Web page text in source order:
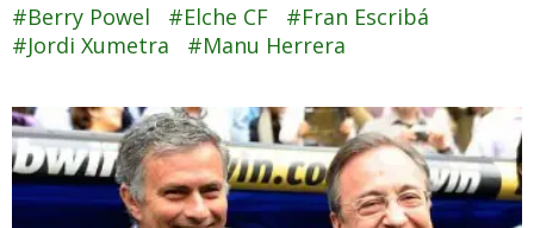
Berry Powel Elche CF
Fran Escribá
Jordi Xumetra
Manu Herrera